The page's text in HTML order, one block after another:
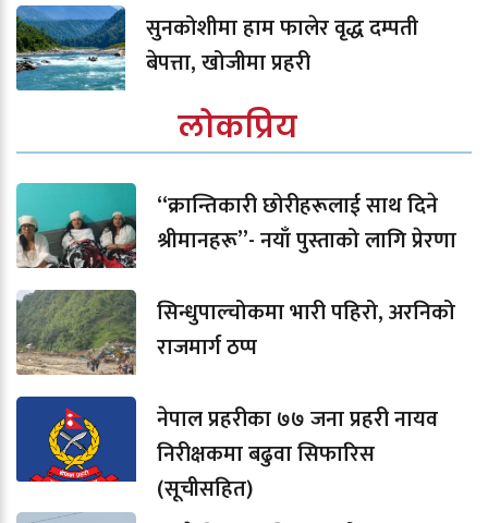
सुनकोशीमा हाम फालेर वृद्ध दम्पती
बेपत्ता, खोजीमा प्रहरी
लोकप्रिय
“क्रान्तिकारी छोरीहरूलाई साथ दिने
श्रीमानहरू”- नयाँ पुस्ताको लागि प्रेरणा
सिन्धुपाल्चोकमा भारी पहिरो, अरनिको
राजमार्ग ठप्प
नेपाल प्रहरीका ७७ जना प्रहरी नायव
निरीक्षकमा बढुवा सिफारिस
(सूचीसहित)